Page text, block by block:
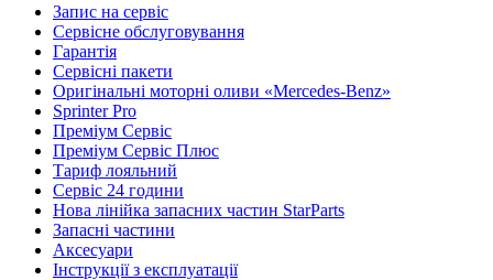
Запис на сервіс
Сервісне обслуговування
Гарантія
Сервісні пакети
Оригінальні моторні оливи «Mercedes-Benz»
Sprinter Pro
Преміум Сервіс
Преміум Сервіс Плюс
Тариф лояльний
Сервіс 24 години
Нова лінійка запасних частин StarParts
Запасні частини
Аксесуари
Інструкції з експлуатації